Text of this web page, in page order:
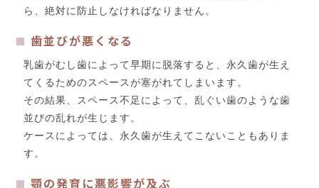
ら、絶対に防止しなければなりません。
歯並びが悪くなる
乳歯がむし歯によって早期に脱落すると、永久歯が生え
てくるためのスペースが塞がれてしまいます。
その結果、スペース不足によって、乱ぐい歯のような歯
並びの乱れが生じます。
ケースによっては、永久歯が生えてこないこともありま
す。
顎の発育に悪影響が及ぶ